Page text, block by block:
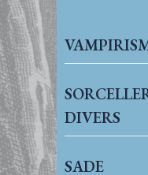
DIVERS
SADE